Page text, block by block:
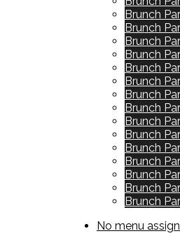
Brunch
Brunch
Brunch
Brunch
Brunch
Brunch
Brunch
Brunch
Brunch
Brunch
Brunch
Brunch
Brunch
Brunch
Brunch
No menu